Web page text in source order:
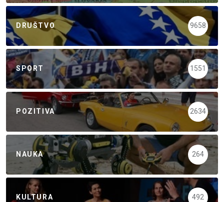
DRUŠTVO 9658
SPORT 1551
POZITIVA 2634
NAUKA 264
KULTURA 492